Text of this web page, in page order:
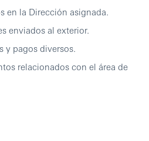
la Dirección asignada.
al exterior.
pagos diversos.
relacionados con el área de